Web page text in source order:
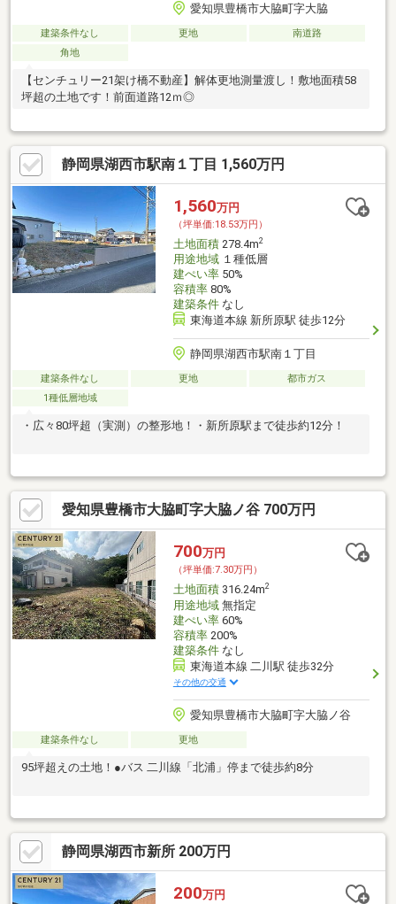
愛知県豊橋市大脇町字大脇
建築条件なし 更地
南道路
角地
【センチュリー21架け橋不動産】解体更地測量渡し！敷地面積58
坪超の土地です！前面道路12ｍ◎
静岡県湖西市駅南１丁目 1,560万円
1,560万円
（坪単価:18.53万円）
土地面積278.4m2
用途地域１種低層
建ぺい率50%
容積率80%
建築条件なし
東海道本線 新所原駅 徒歩12分
静岡県湖西市駅南１丁目
建築条件なし 更地
都市ガス
1種低層地域
・広々80坪超（実測）の整形地！・新所原駅まで徒歩約12分！
愛知県豊橋市大脇町字大脇ノ谷 700万円
700万円
（坪単価:7.30万円）
土地面積316.24m2
用途地域無指定
建ぺい率60%
容積率200%
建築条件なし
東海道本線 二川駅 徒歩32分
その他の交通
愛知県豊橋市大脇町字大脇ノ谷
建築条件なし 更地
95坪超えの土地！●バス 二川線「北浦」停まで徒歩約8分
静岡県湖西市新所 200万円
200万円